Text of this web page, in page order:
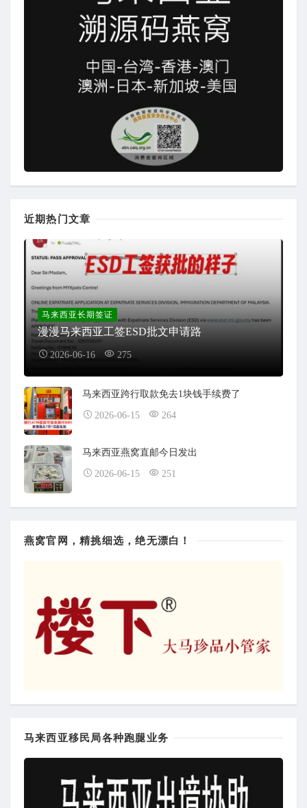
近期热门文章
马来西亚长期签证
漫漫马来西亚工签ESD批文申请路
2026-06-16 275
马来西亚跨行取款免去1块钱手续费了
2026-06-15 264
马来西亚燕窝直邮今日发出
2026-06-15 251
燕窝官网，精挑细选，绝无漂白！
马来西亚移民局各种跑腿业务